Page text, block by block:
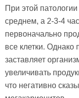
При этой
среднем, а 2-3-4
первоначально
все клетки.
заставляет
увеличивать
что негативно